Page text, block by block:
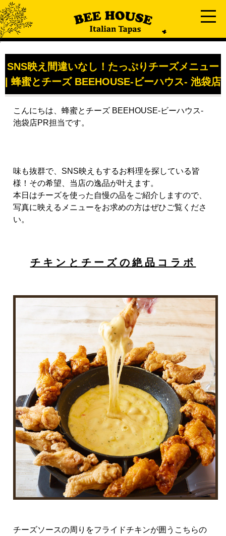
SNS映え間違いなし！たっぷりチーズメニュー
| 蜂蜜とチーズ BEEHOUSE-ビーハウス- 池袋店
こんにちは、蜂蜜とチーズ BEEHOUSE-ビーハウス-
池袋店PR担当です。
味も抜群で、 SNS映えもするお料理を探している皆
様！その希望、当店の逸品が叶えます。
本日はチーズを使った自慢の品をご紹介しますので、
写真に映えるメニューをお求めの方はぜひご覧くださ
い。
チキンとチーズの絶品コラボ
チーズソースの周りをフライドチキンが囲うこちらの